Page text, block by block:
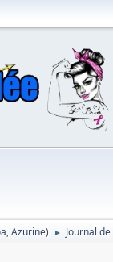
,Azurine) ► Journal